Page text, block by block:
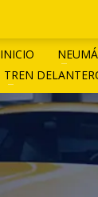
INICIO
TREN